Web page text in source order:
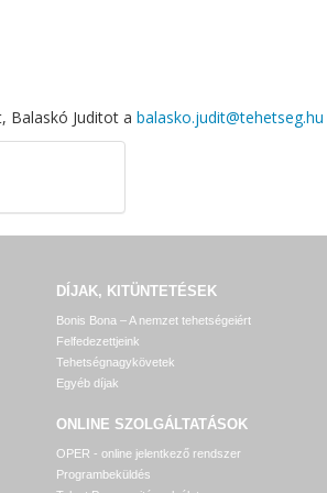
Balaskó Juditot a balasko.judit@tehetseg.hu
DÍJAK, KITÜNTETÉSEK
Bonis Bona – A nemzet tehetségeiért
Felfedezettjeink
Tehetségnagykövetek
Egyéb díjak
ONLINE SZOLGÁLTATÁSOK
OPER - online jelentkező rendszer
Programbeküldés